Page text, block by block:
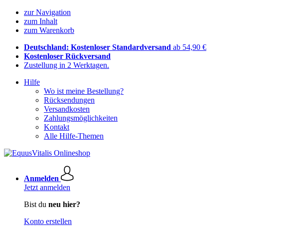
zur Navigation
zum Inhalt
zum Warenkorb
Deutschland: Kostenloser Standardversand ab 54,90 €
Kostenloser Rückversand
Zustellung in 2 Werktagen.
Hilfe
Wo ist meine Bestellung?
Rücksendungen
Versandkosten
Zahlungsmöglichkeiten
Kontakt
Alle Hilfe-Themen
Anmelden
Jetzt anmelden
Bist du neu hier?
Konto erstellen